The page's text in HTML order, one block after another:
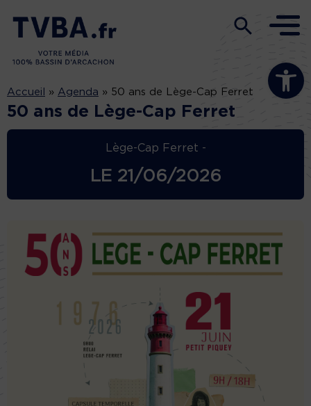
Ouvrir la
Accueil » Agenda » 50 ans de Lège-Cap Ferret
50 ans de Lège-Cap Ferret
Lège-Cap Ferret -
LE 21/06/2026